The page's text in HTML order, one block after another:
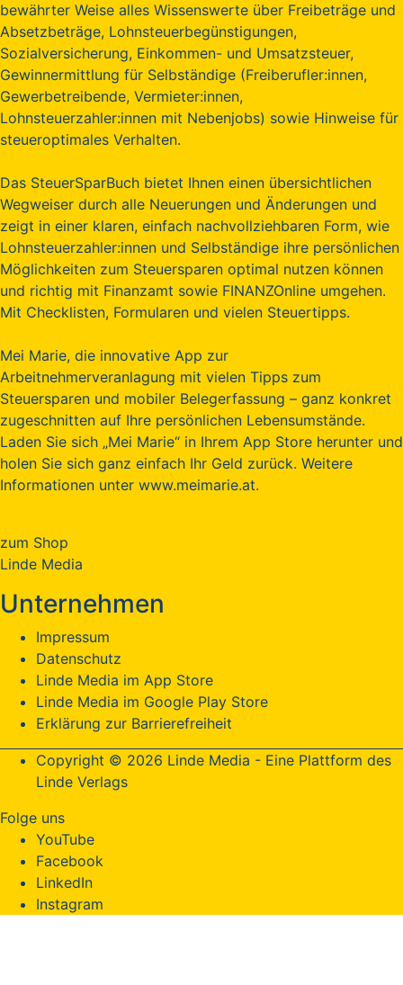
bewährter Weise alles Wissenswerte über Freibeträge und
Absetzbeträge, Lohnsteuerbegünstigungen,
Sozialversicherung, Einkommen- und Umsatzsteuer,
Gewinnermittlung für Selbständige (Freiberufler:innen,
Gewerbetreibende, Vermieter:innen,
Lohnsteuerzahler:innen mit Nebenjobs) sowie Hinweise für
steueroptimales Verhalten.
Das SteuerSparBuch bietet Ihnen einen übersichtlichen
Wegweiser durch alle Neuerungen und Änderungen und
zeigt in einer klaren, einfach nachvollziehbaren Form, wie
Lohnsteuerzahler:innen und Selbständige ihre persönlichen
Möglichkeiten zum Steuersparen optimal nutzen können
und richtig mit Finanzamt sowie FINANZOnline umgehen.
Mit Checklisten, Formularen und vielen Steuertipps.
Mei Marie, die innovative App zur
Arbeitnehmerveranlagung mit vielen Tipps zum
Steuersparen und mobiler Belegerfassung – ganz konkret
zugeschnitten auf Ihre persönlichen Lebensumstände.
Laden Sie sich „Mei Marie“ in Ihrem App Store herunter und
holen Sie sich ganz einfach Ihr Geld zurück. Weitere
Informationen unter www.meimarie.at.
zum Shop
Linde Media
Unternehmen
Impressum
Datenschutz
Linde Media im App Store
Linde Media im Google Play Store
Erklärung zur Barrierefreiheit
Copyright © 2026 Linde Media - Eine Plattform des
Linde Verlags
Folge uns
YouTube
Facebook
LinkedIn
Instagram